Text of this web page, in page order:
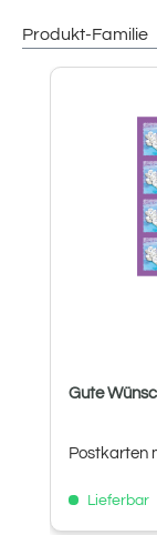
Produkt-Familie
Produktgalerie
Gute
Postkarten
Lieferbar